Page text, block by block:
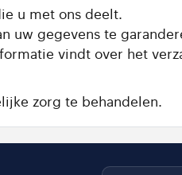
u met ons deelt.
uw gegevens te
vindt over het
zorg te behandelen.